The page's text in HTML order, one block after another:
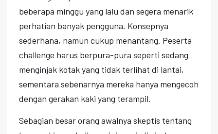
beberapa minggu yang lalu dan segera menarik
perhatian banyak pengguna. Konsepnya
sederhana, namun cukup menantang. Peserta
challenge harus berpura-pura seperti sedang
menginjak kotak yang tidak terlihat di lantai,
sementara sebenarnya mereka hanya mengecoh
dengan gerakan kaki yang terampil.
Sebagian besar orang awalnya skeptis tentang